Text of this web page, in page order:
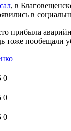
, в
в
прибыла
тоже пообещали
0
0
0